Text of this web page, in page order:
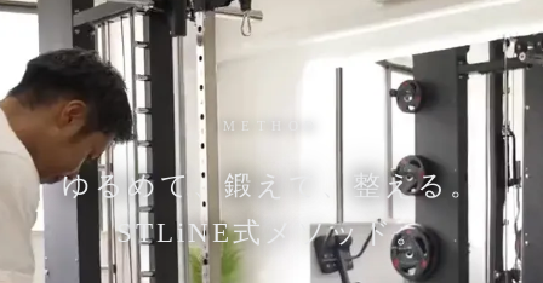
METHOD
ゆるめて、鍛えて、整える。
STLiNE式メソッド。